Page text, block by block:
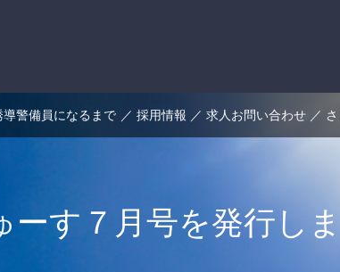
導警備員になるまで 採用情報 求人お問い合わせ
ーす７月号を発行し